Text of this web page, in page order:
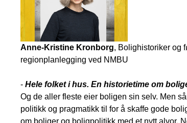
Anne-Kristine Kronborg, Bolighistoriker og
regionplanlegging ved NMBU
- Hele folket i hus. En historietime om
Og de aller fleste eier boligen sin selv. Men
politikk og pragmatikk til for å skaffe gode
om boliger og boligpolitikk med et nytt alvor.